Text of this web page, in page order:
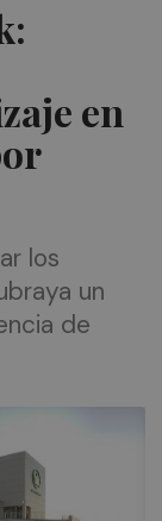
en
los
un
de